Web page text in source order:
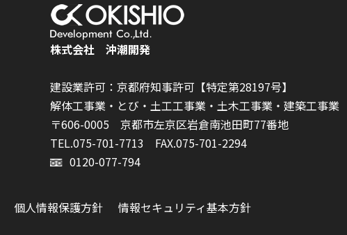
株式会社 沖潮開発
建設業許可：京都府知事許可【特定第28197号】
解体工事業・とび・土工工事業・土木工事業・建築工事業
〒606-0005 京都市左京区岩倉南池田町77番地
TEL.075-701-7713 FAX.075-701-2294
0120-077-794
個人情報保護方針 情報セキュリティ基本方針